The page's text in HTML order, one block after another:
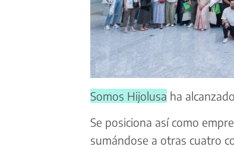
Somos Hijolusa ha
Se posiciona así como
sumándose a otras cuatro